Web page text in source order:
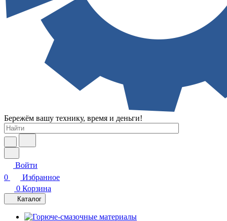
Бережём вашу технику, время и деньги!
Войти
0
Избранное
0 Корзина
Каталог